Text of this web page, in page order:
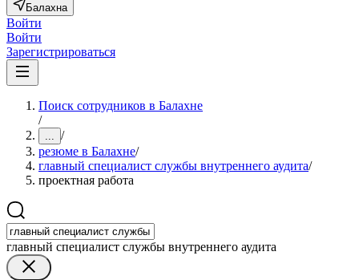
Балахна
Войти
Войти
Зарегистрироваться
Поиск сотрудников в Балахне
/
... /
резюме в Балахне/
главный специалист службы внутреннего аудита/
проектная работа
главный специалист службы внутреннего аудита